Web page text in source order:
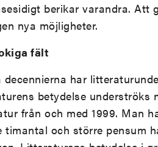
berikar varandra. Att
nya möjligheter.
fält
decennierna har
betydelse underströks
från och med 1999. Man
timantal och större pensum